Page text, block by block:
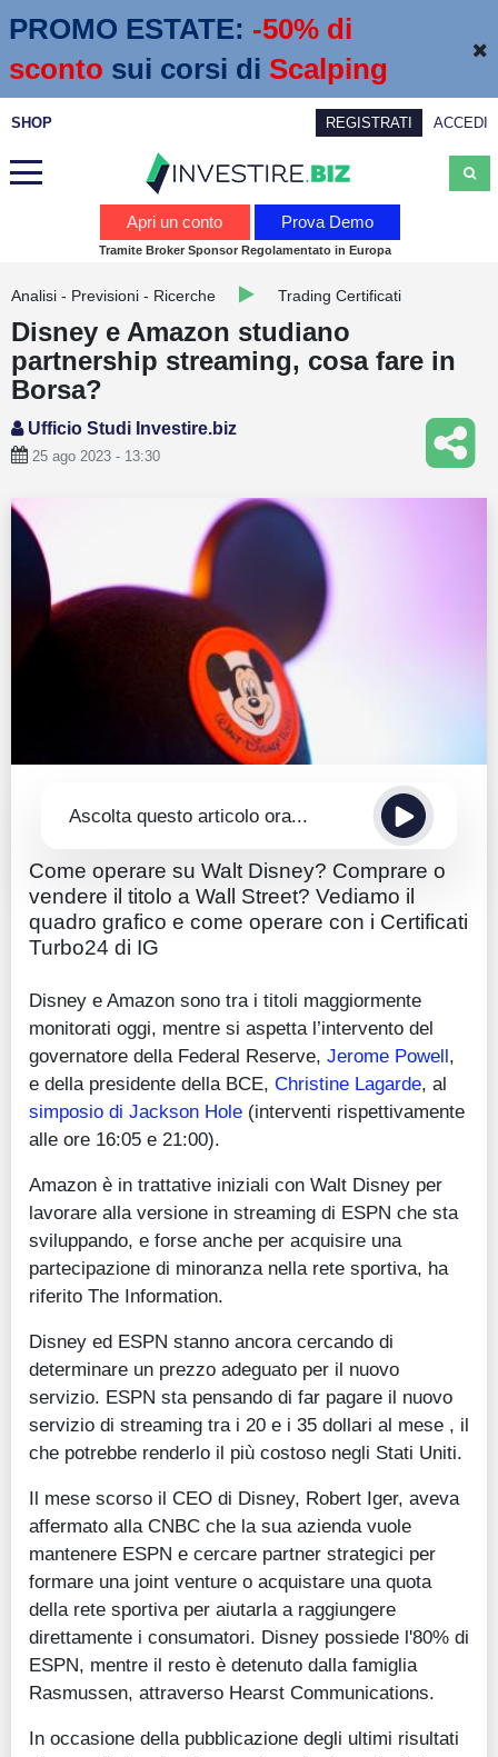
PROMO ESTATE: -50% di
sconto sui corsi di Scalping
SHOP REGISTRATI ACCEDI
Webinar
Servizi
Conto IG
Apri un conto Prova Demo
Tramite Broker Sponsor Regolamentato in Europa
Analisi - Previsioni - Ricerche Trading Certificati
Disney e Amazon studiano
partnership streaming, cosa fare in
Borsa?
Ufficio Studi Investire.biz
25 ago 2023 - 13:30
Ascolta questo articolo ora...
Come operare su Walt Disney? Comprare o
vendere il titolo a Wall Street? Vediamo il
quadro grafico e come operare con i Certificati
Turbo24 di IG
Disney e Amazon sono tra i titoli maggiormente
monitorati oggi, mentre si aspetta l’intervento del
governatore della Federal Reserve, Jerome Powell,
e della presidente della BCE, Christine Lagarde, al
simposio di Jackson Hole (interventi rispettivamente
alle ore 16:05 e 21:00).
Amazon è in trattative iniziali con Walt Disney per
lavorare alla versione in streaming di ESPN che sta
sviluppando, e forse anche per acquisire una
partecipazione di minoranza nella rete sportiva, ha
riferito The Information.
Disney ed ESPN stanno ancora cercando di
determinare un prezzo adeguato per il nuovo
servizio. ESPN sta pensando di far pagare il nuovo
servizio di streaming tra i 20 e i 35 dollari al mese , il
che potrebbe renderlo il più costoso negli Stati Uniti.
Il mese scorso il CEO di Disney, Robert Iger, aveva
affermato alla CNBC che la sua azienda vuole
mantenere ESPN e cercare partner strategici per
formare una joint venture o acquistare una quota
della rete sportiva per aiutarla a raggiungere
direttamente i consumatori. Disney possiede l'80% di
ESPN, mentre il resto è detenuto dalla famiglia
Rasmussen, attraverso Hearst Communications.
In occasione della pubblicazione degli ultimi risultati